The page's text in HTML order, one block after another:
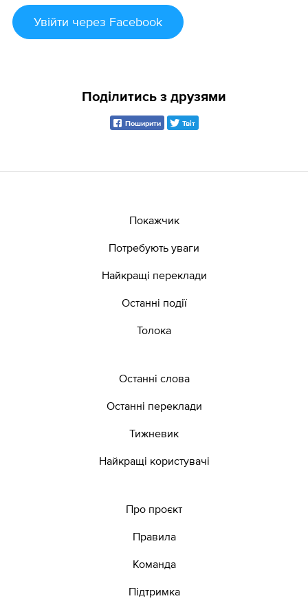
Увійти через Facebook
Поділитись з друзями
Поширити Твіт
Покажчик
Потребують уваги
Найкращі переклади
Останні події
Толока
Останні слова
Останні переклади
Тижневик
Найкращі користувачі
Про проєкт
Правила
Команда
Підтримка